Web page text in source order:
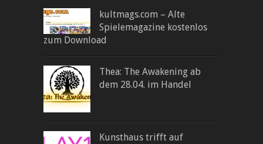
kultmags.com – Alte
Spielemagazine kostenlos
zum Download
Thea: The Awakening ab
dem 28.04. im Handel
Kunsthaus trifft auf